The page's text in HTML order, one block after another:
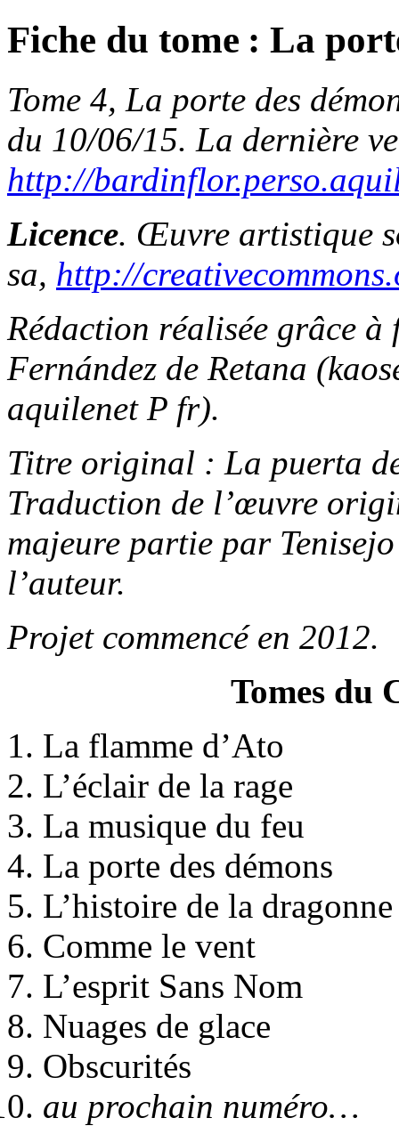
Fiche du tome : La
Tome 4, La porte des
du 10/06/15. La dernière
http://
Licence. Œuvre artistique
sa, http://
Rédaction réalisée grâce
Fernández de Retana (
aquilenet P fr).
Titre original : La puerta
Traduction de l’œuvre
majeure partie par
l’auteur.
Projet commencé en 2012.
Tomes du
La flamme d’Ato
L’éclair de la rage
La musique du feu
La porte des démons
L’histoire de la
Comme le vent
L’esprit Sans Nom
Nuages de glace
Obscurités
au prochain numéro…